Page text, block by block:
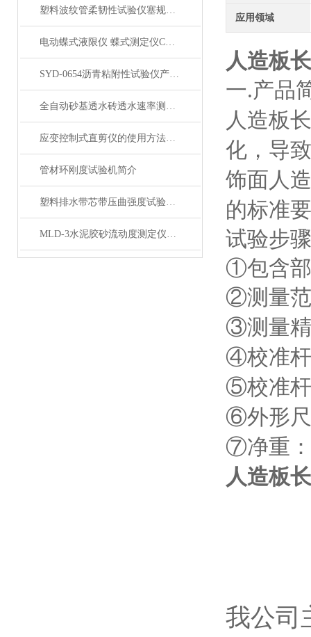
塑料波纹管柔韧性试验仪塞规装置产品展示
电动蝶式液限仪 蝶式测定仪CSDS-1产品简介
SYD-0654沥青粘附性试验仪产品展示
全自动砂基透水砖透水速率测试仪产品展示
应变控制式直剪仪的使用方法和注意事项
管材环刚度试验机简介
塑料排水带芯带压曲强度试验仪产品展示
MLD-3水泥胶砂流动度测定仪产品简介
应用领域
人造板
一.产品
人造板
化，导
饰面人
的标准
试验步骤
①包含部
②测量
③测量
④校准
⑤校准
⑥外形
⑦净重：
人造板
我公司